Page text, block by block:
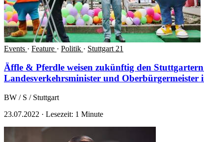
Events · Feature · Politik · Stuttgart 21
Äffle & Pferdle weisen zukünftig den
Landesverkehrsminister und Oberbürgermeister
BW / S / Stuttgart
23.07.2022 · Lesezeit: 1 Minute